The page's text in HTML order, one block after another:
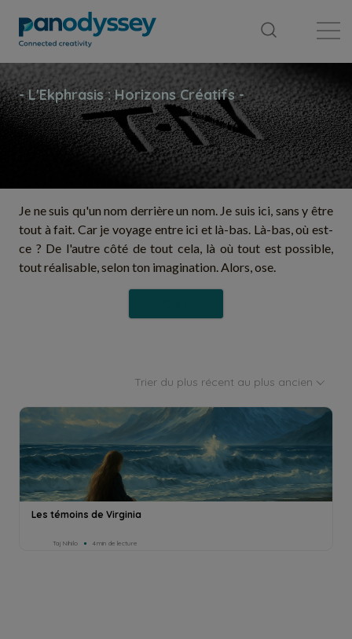
Je ne suis qu'un nom derrière un nom. Je suis ici, sans y être
tout à fait. Car je voyage entre ici et là-bas. Là-bas, où est-
ce ? De l'autre côté de tout cela, là où tout est possible,
tout réalisable, selon ton imagination. Alors, ose.
Trier du plus récent au plus ancien
Les témoins de Virginia
Taj Nihilo 4min de lecture